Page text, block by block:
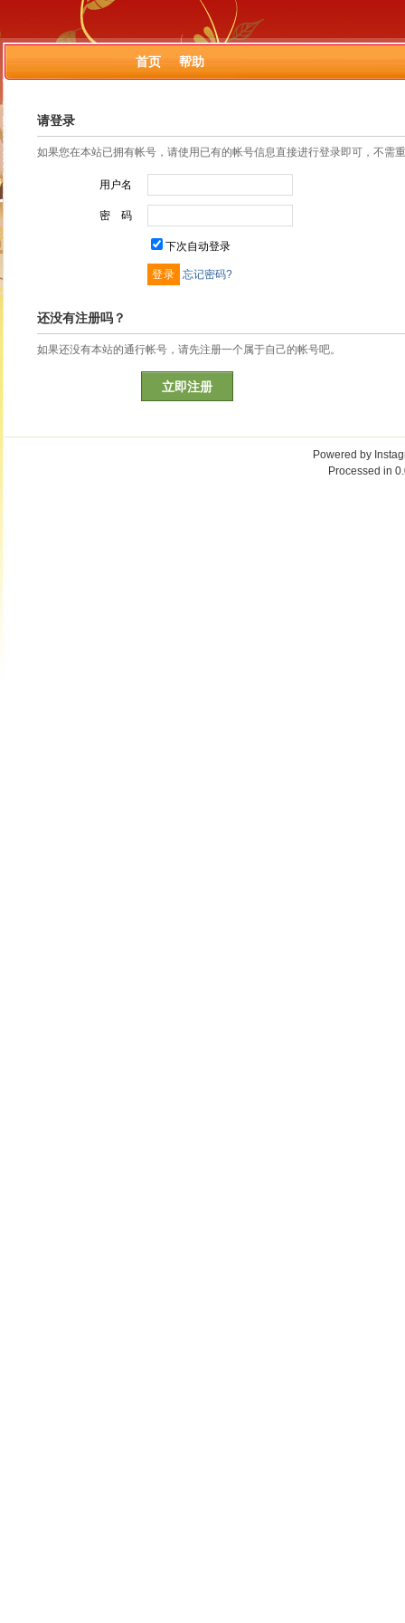
首页 帮助
请登录
如果您在本站已拥有帐号，请使用已有的帐号信息直接进行登录即可，不需
用户名
密 码
下次自动登录
忘记密码?
还没有注册吗？
如果还没有本站的通行帐号，请先注册一个属于自己的帐号吧。
立即注册
Powered by
Processed in